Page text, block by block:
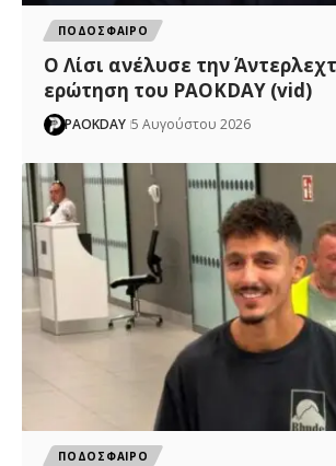
ΠΟΔΟΣΦΑΙΡΟ
Ο Λίσι ανέλυσε την
ερώτηση του PAOKDAY (vid)
PAOKDAY 5 Αυγούστου 2026
ΠΟΔΟΣΦΑΙΡΟ